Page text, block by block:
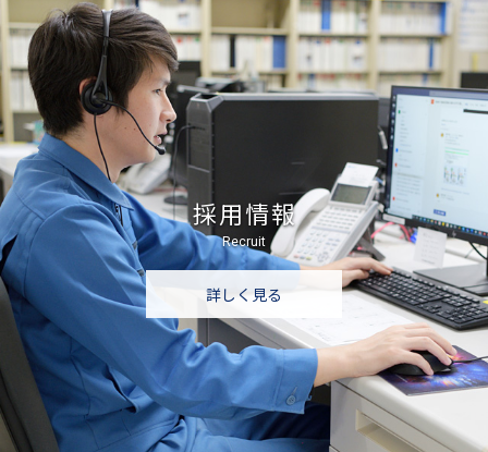
採用情報
Recruit
詳しく見る